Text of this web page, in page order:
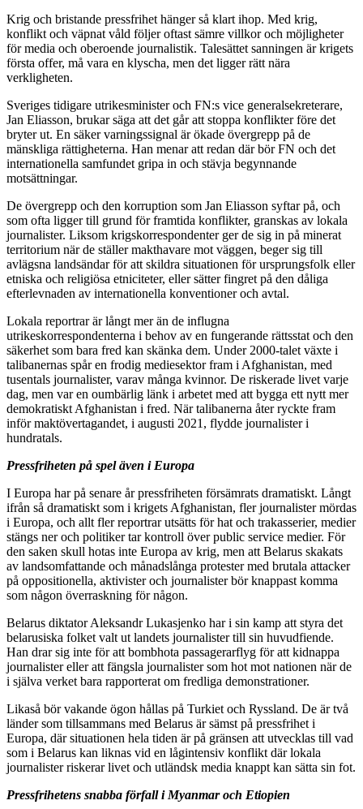
Krig och bristande pressfrihet hänger så klart ihop. Med krig,
konflikt och väpnat våld följer oftast sämre villkor och möjligheter
för media och oberoende journalistik. Talesättet sanningen är krigets
första offer, må vara en klyscha, men det ligger rätt nära
verkligheten.
Sveriges tidigare utrikesminister och FN:s vice generalsekreterare,
Jan Eliasson, brukar säga att det går att stoppa konflikter före det
bryter ut. En säker varningssignal är ökade övergrepp på de
mänskliga rättigheterna. Han menar att redan där bör FN och det
internationella samfundet gripa in och stävja begynnande
motsättningar.
De övergrepp och den korruption som Jan Eliasson syftar på, och
som ofta ligger till grund för framtida konflikter, granskas av lokala
journalister. Liksom krigskorrespondenter ger de sig in på minerat
territorium när de ställer makthavare mot väggen, beger sig till
avlägsna landsändar för att skildra situationen för ursprungsfolk eller
etniska och religiösa etniciteter, eller sätter fingret på den dåliga
efterlevnaden av internationella konventioner och avtal.
Lokala reportrar är långt mer än de influgna
utrikeskorrespondenterna i behov av en fungerande rättsstat och den
säkerhet som bara fred kan skänka dem. Under 2000-talet växte i
talibanernas spår en frodig mediesektor fram i Afghanistan, med
tusentals journalister, varav många kvinnor. De riskerade livet varje
dag, men var en oumbärlig länk i arbetet med att bygga ett nytt mer
demokratiskt Afghanistan i fred. När talibanerna åter ryckte fram
inför maktövertagandet, i augusti 2021, flydde journalister i
hundratals.
Pressfriheten på spel även i Europa
I Europa har på senare år pressfriheten försämrats dramatiskt. Långt
ifrån så dramatiskt som i krigets Afghanistan, fler journalister mördas
i Europa, och allt fler reportrar utsätts för hat och trakasserier, medier
stängs ner och politiker tar kontroll över public service medier. För
den saken skull hotas inte Europa av krig, men att Belarus skakats
av landsomfattande och månadslånga protester med brutala attacker
på oppositionella, aktivister och journalister bör knappast komma
som någon överraskning för någon.
Belarus diktator Aleksandr Lukasjenko har i sin kamp att styra det
belarusiska folket valt ut landets journalister till sin huvudfiende.
Han drar sig inte för att bombhota passagerarflyg för att kidnappa
journalister eller att fängsla journalister som hot mot nationen när de
i själva verket bara rapporterat om fredliga demonstrationer.
Likaså bör vakande ögon hållas på Turkiet och Ryssland. De är två
länder som tillsammans med Belarus är sämst på pressfrihet i
Europa, där situationen hela tiden är på gränsen att utvecklas till vad
som i Belarus kan liknas vid en lågintensiv konflikt där lokala
journalister riskerar livet och utländsk media knappt kan sätta sin fot.
Pressfrihetens snabba förfall i Myanmar och Etiopien